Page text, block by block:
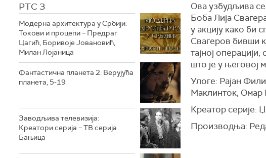
РТС 3
Модерна архитектура у Србији:
Токови и процепи – Предраг
Цагић, Боривоје Јовановић,
Милан Лојаница
Фантастична планета 2: Верујућа
планета, 5-19
Заводљива телевизија:
Креатори серија – ТВ серија
Бањица
Ова узбудљива
Боба Лија
у акцију како би
Свагеров бивши
тајној операцији,
што је у његовој
Улоге: Рајан
Маклинток, Омар
Креатор серије:
Производња: